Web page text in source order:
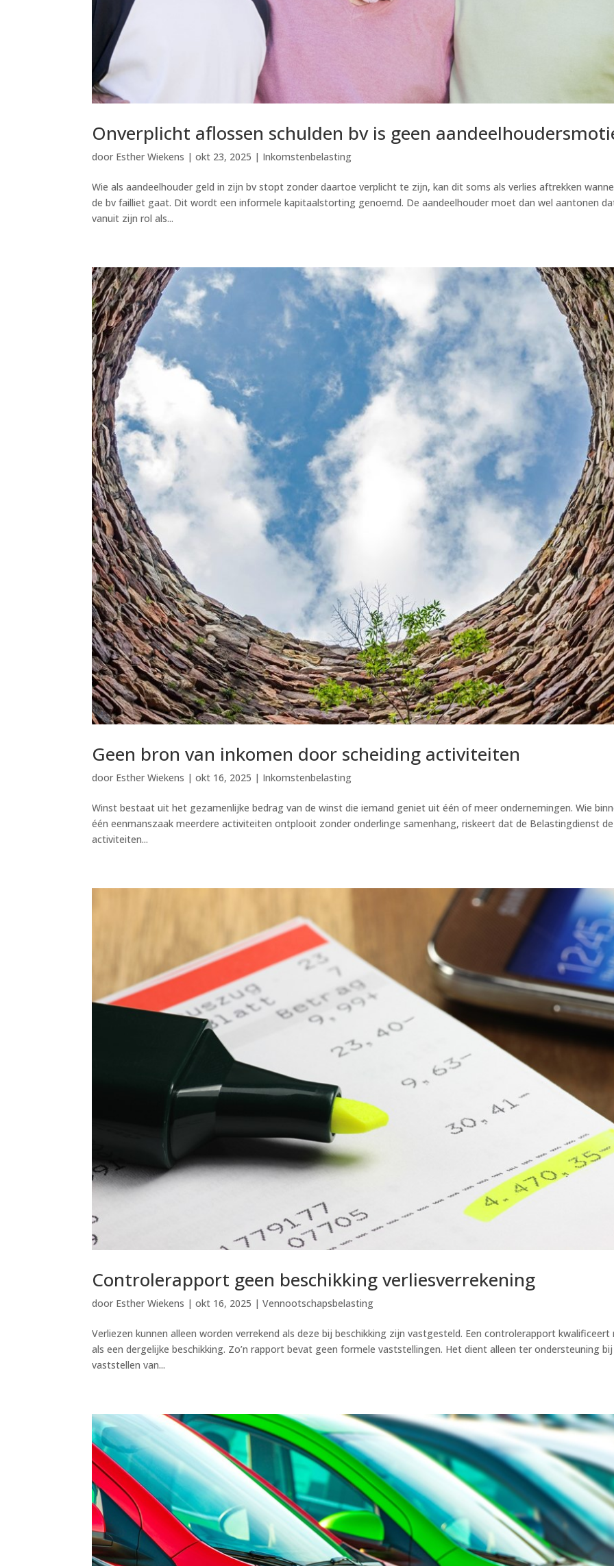
Onverplicht aflossen schulden bv is geen
door Esther Wiekens |okt 23, 2025 | Inkomstenbelasting
Wie als aandeelhouder geld in zijn bv stopt zonder daartoe verplicht te zijn, kan dit soms als verlies aftrekken
de bv failliet gaat. Dit wordt een informele kapitaalstorting genoemd. De aandeelhouder moet dan wel aantonen
vanuit zijn rol als...
Geen bron van inkomen door scheiding activiteiten
door Esther Wiekens |okt 16, 2025 | Inkomstenbelasting
Winst bestaat uit het gezamenlijke bedrag van de winst die iemand geniet uit één of meer ondernemingen. Wie
één eenmanszaak meerdere activiteiten ontplooit zonder onderlinge samenhang, riskeert dat de Belastingdienst de
activiteiten...
Controlerapport geen beschikking verliesverrekening
door Esther Wiekens |okt 16, 2025 |Vennootschapsbelasting
Verliezen kunnen alleen worden verrekend als deze bij beschikking zijn vastgesteld. Een controlerapport kwalificeert
als een dergelijke beschikking. Zo’n rapport bevat geen formele vaststellingen. Het dient alleen ter ondersteuning
vaststellen van...